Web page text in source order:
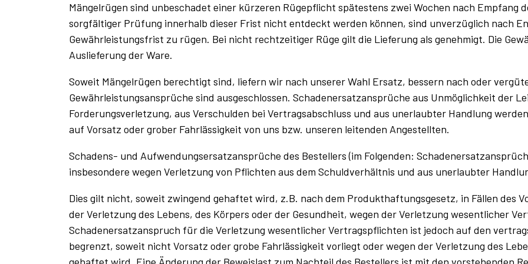
Mängelrügen sind unbeschadet einer kürzeren Rügepflicht spätestens zwei Wochen nach Empfang
sorgfältiger Prüfung innerhalb dieser Frist nicht entdeckt werden können, sind unverzüglich nach
Gewährleistungsfrist zu rügen. Bei nicht rechtzeitiger Rüge gilt die Lieferung als genehmigt. Die
Auslieferung der Ware.
Soweit Mängelrügen berechtigt sind, liefern wir nach unserer Wahl Ersatz, bessern nach oder
Gewährleistungsansprüche sind ausgeschlossen. Schadenersatzansprüche aus Unmöglichkeit der
Forderungsverletzung, aus Verschulden bei Vertragsabschluss und aus unerlaubter Handlung
auf Vorsatz oder grober Fahrlässigkeit von uns bzw. unseren leitenden Angestellten.
Schadens- und Aufwendungsersatzansprüche des Bestellers (im Folgenden:
insbesondere wegen Verletzung von Pflichten aus dem Schuldverhältnis und aus unerlaubter
Dies gilt nicht, soweit zwingend gehaftet wird, z.B. nach dem Produkthaftungsgesetz, in Fällen des
der Verletzung des Lebens, des Körpers oder der Gesundheit, wegen der Verletzung wesentlicher
Schadenersatzanspruch für die Verletzung wesentlicher Vertragspflichten ist jedoch auf den
begrenzt, soweit nicht Vorsatz oder grobe Fahrlässigkeit vorliegt oder wegen der Verletzung des